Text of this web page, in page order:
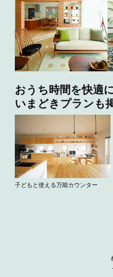
おうち時間を快適
いまどきプランも
子どもと使える万能カウンター